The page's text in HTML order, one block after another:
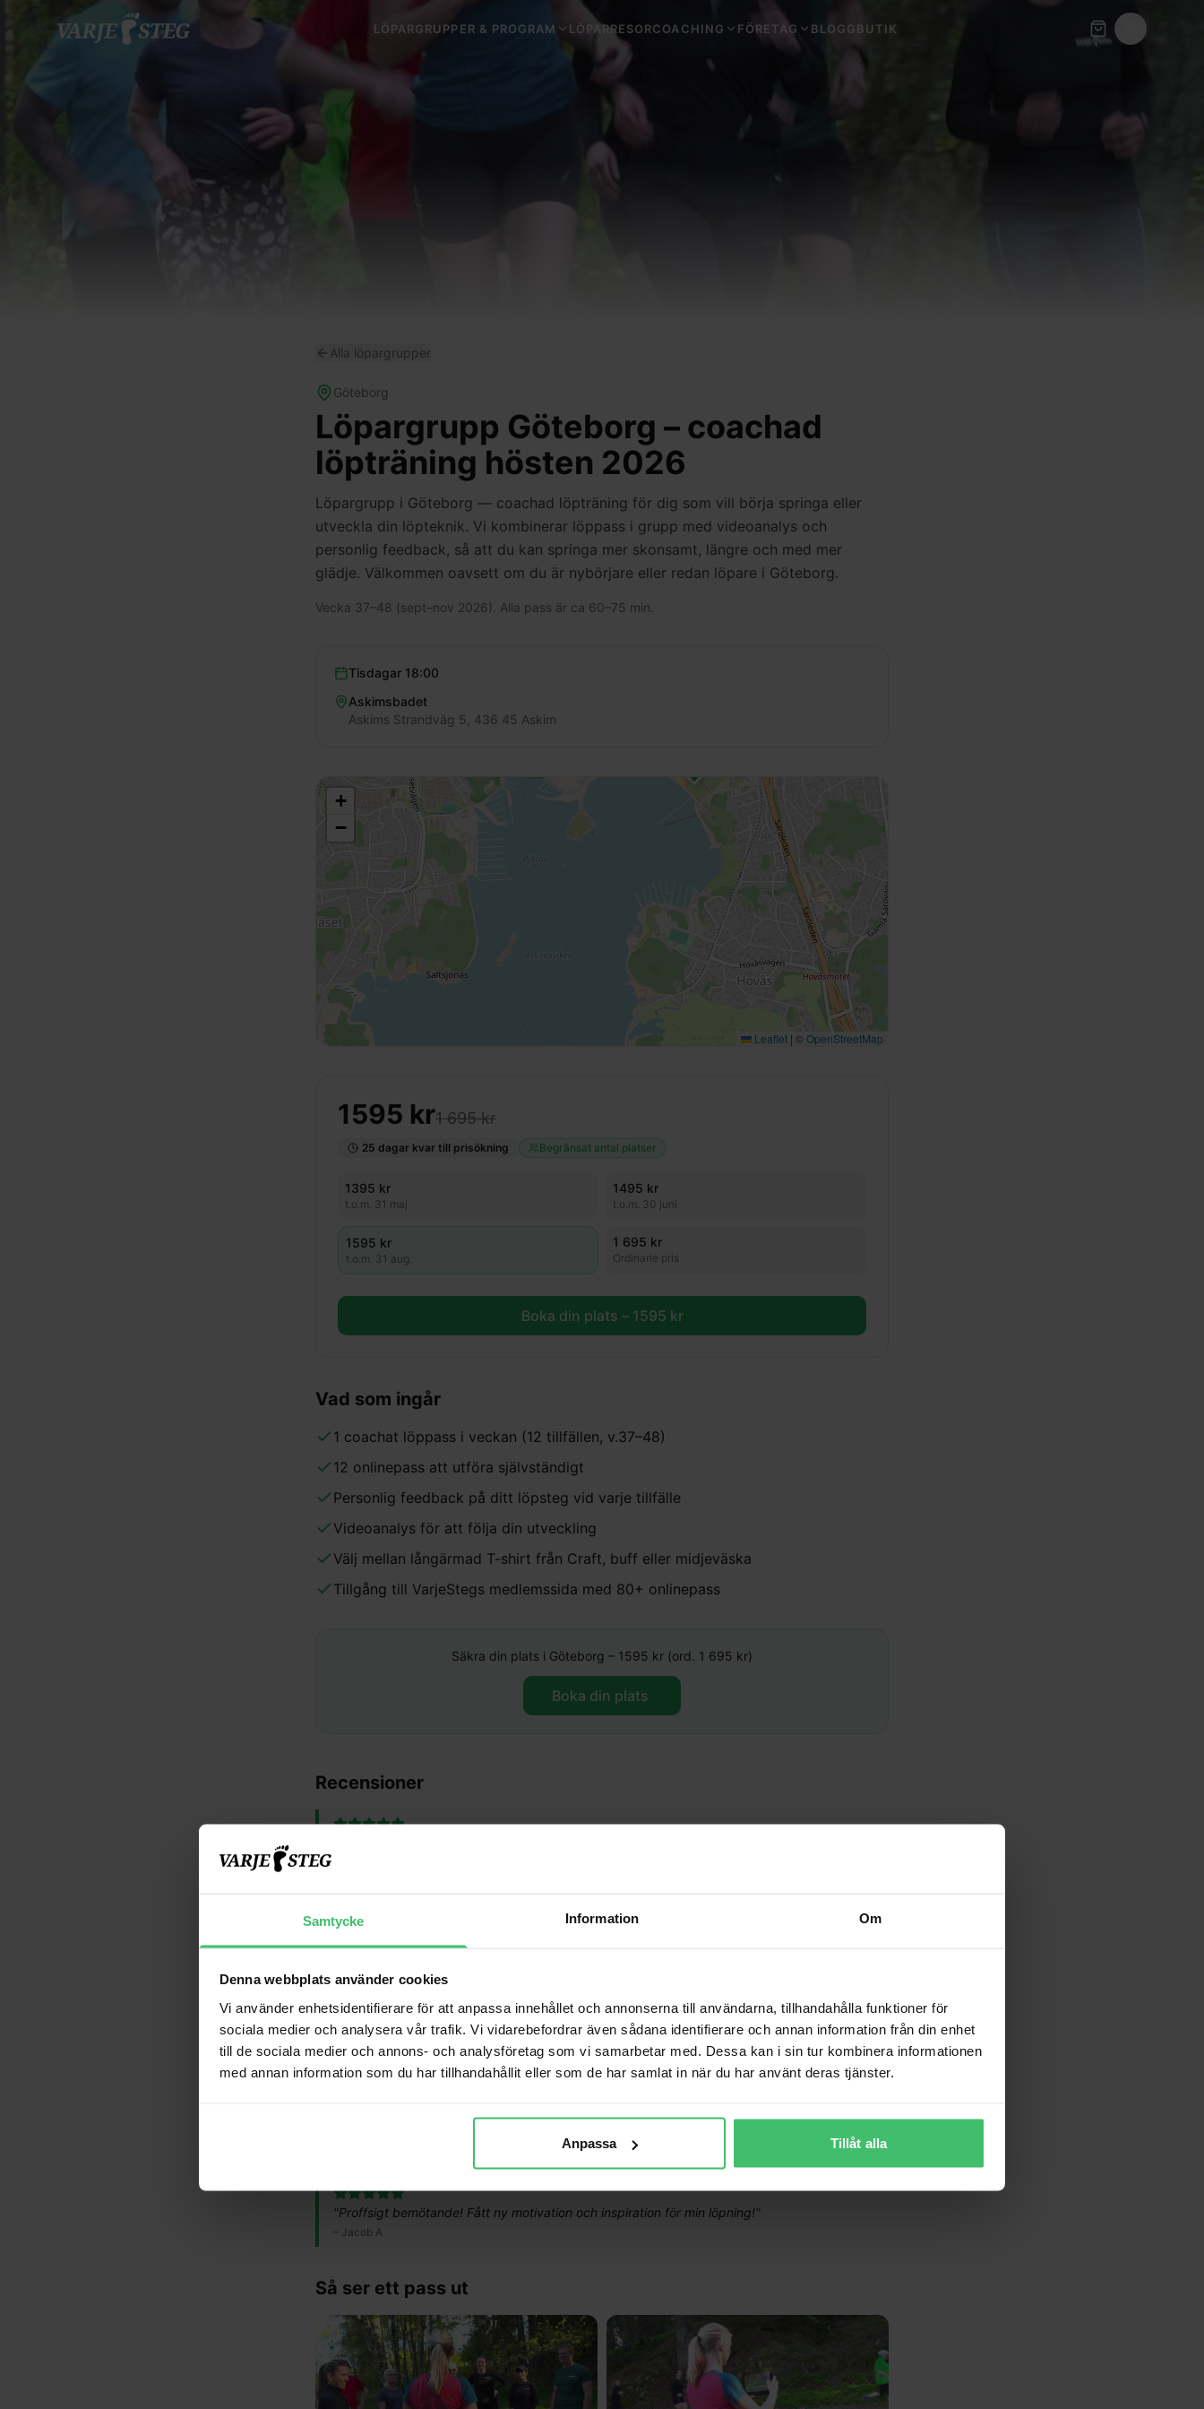
Samtycke Information Om
Denna webbplats använder cookies
Vi använder enhetsidentifierare för att anpassa innehållet och annonserna till användarna, tillhandahålla funktioner för
sociala medier och analysera vår trafik. Vi vidarebefordrar även sådana identifierare och annan information från din enhet
till de sociala medier och annons- och analysföretag som vi samarbetar med. Dessa kan i sin tur kombinera informationen
med annan information som du har tillhandahållit eller som de har samlat in när du har använt deras tjänster.
Anpassa Tillåt alla
LÖPARGRUPPER & PROGRAM LÖPARRESORCOACHING FÖRETAG BLOGGBUTIK
Alla löpargrupper
Göteborg
Löpargrupp Göteborg – coachad
löpträning hösten 2026
Löpargrupp i Göteborg — coachad löpträning för dig som vill börja springa eller
utveckla din löpteknik. Vi kombinerar löppass i grupp med videoanalys och
personlig feedback, så att du kan springa mer skonsamt, längre och med mer
glädje. Välkommen oavsett om du är nybörjare eller redan löpare i Göteborg.
Vecka 37–48 (sept–nov 2026). Alla pass är ca 60–75 min.
Tisdagar 18:00
Askimsbadet
Askims Strandväg 5, 436 45 Askim
+
−
Leaflet | ©OpenStreetMap
1595 kr1 695 kr
25 dagar kvar till prisökning Begränsat antal platser
1395 kr
t.o.m. 31 maj
1495 kr
t.o.m. 30 juni
1595 kr
t.o.m. 31 aug.
1 695 kr
Ordinarie pris
Boka din plats – 1595 kr
Vad som ingår
1 coachat löppass i veckan (12 tillfällen, v.37–48)
12 onlinepass att utföra självständigt
Personlig feedback på ditt löpsteg vid varje tillfälle
Videoanalys för att följa din utveckling
Välj mellan långärmad T-shirt från Craft, buff eller midjeväska
Tillgång till VarjeStegs medlemssida med 80+ onlinepass
Säkra din plats i Göteborg – 1595 kr (ord. 1 695 kr)
Boka din plats ​
Recensioner
–Ann-Marie, 58 år
" Enkla, konkreta tips och bra förklarat. Gav insikter i vad man kan och bör förbättra i sitt
löpsteg."
–Erik, 36 år
"Proffsigt bemötande! Fått ny motivation och inspiration för min löpning!"
– Jacob A
Så ser ett pass ut